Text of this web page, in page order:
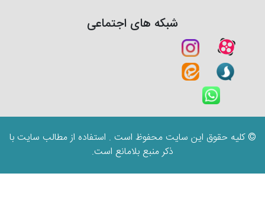
شبکه های اجتماعی
© کلیه حقوق این سایت محفوظ است . استفاده از مطالب سایت با
ذکر منبع بلامانع است.